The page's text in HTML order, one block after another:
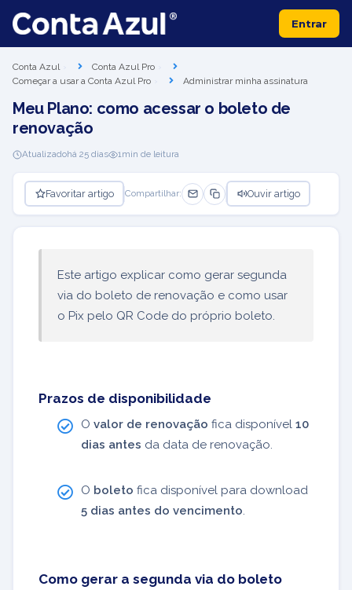
Entrar
Conta Azul
Conta Azul Pro
Começar a usar a Conta Azul Pro
Administrar minha assinatura
Meu Plano: como acessar o boleto de
renovação
Atualizadohá 25 dias 1min de leitura
Favoritar artigo Compartilhar: Ouvir artigo
Este artigo explicar como gerar segunda
via do boleto de renovação e como usar
o Pix pelo QR Code do próprio boleto.
Prazos de disponibilidade
O valor de renovação fica disponível 10
dias antes da data de renovação.
O boleto fica disponível para download
5 dias antes do vencimento
Como gerar a segunda via do boleto